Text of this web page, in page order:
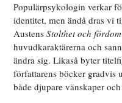
Populärpsykologin verkar
identitet, men ändå dras vi
AustensStolthet och fördom
huvudkaraktärerna och
ändra sig. Likaså byter
författarens böcker gradvis
både djupare vänskaper